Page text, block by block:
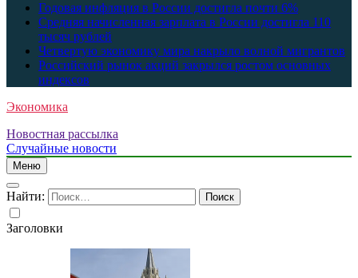
Годовая инфляция в России достигла почти 6%
Средняя начисленная зарплата в России достигла 110
тысяч рублей
Четвертую экономику мира накрыло волной мигрантов
Российский рынок акций закрылся ростом основных
индексов
Экономика
Новостная рассылка
Случайные новости
Меню
Найти:
Заголовки